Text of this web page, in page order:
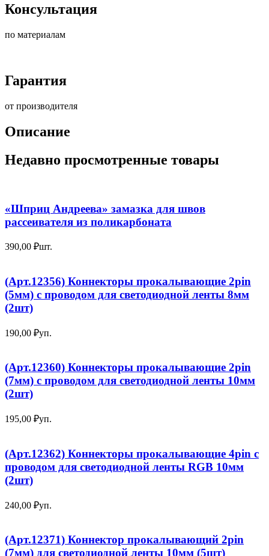
Консультация
по материалам
Гарантия
от производителя
Описание
Недавно просмотренные товары
«Шприц Андреева» замазка для швов
рассеивателя из поликарбоната
390,00 ₽шт.
(Арт.12356) Коннекторы прокалывающие 2pin
(5мм) с проводом для светодиодной ленты 8мм
(2шт)
190,00 ₽уп.
(Арт.12360) Коннекторы прокалывающие 2pin
(7мм) с проводом для светодиодной ленты 10мм
(2шт)
195,00 ₽уп.
(Арт.12362) Коннекторы прокалывающие 4pin с
проводом для светодиодной ленты RGB 10мм
(2шт)
240,00 ₽уп.
(Арт.12371) Коннектор прокалывающий 2pin
(7мм) для светодиодной ленты 10мм (5шт)